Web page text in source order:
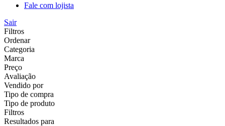
Fale com lojista
Sair
Filtros
Ordenar
Categoria
Marca
Preço
Avaliação
Vendido por
Tipo de compra
Tipo de produto
Filtros
Resultados para